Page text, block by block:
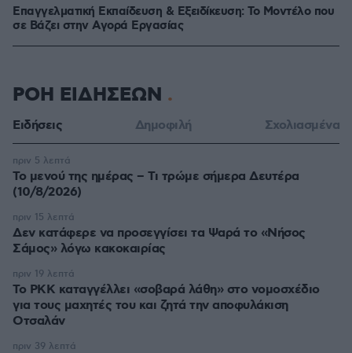
Επαγγελματική Εκπαίδευση & Εξειδίκευση: Το Mοντέλο που
σε Bάζει στην Aγορά Eργασίας
ΡΟΗ ΕΙΔΗΣΕΩΝ
Ειδήσεις Δημοφιλή Σχολιασμένα
Το μενού της ημέρας – Τι τρώμε σήμερα Δευτέρα
(10/8/2026)
πριν 5 λεπτά
Δεν κατάφερε να προσεγγίσει τα Ψαρά το «Νήσος
Σάμος» λόγω κακοκαιρίας
πριν 15 λεπτά
Το PKK καταγγέλλει «σοβαρά λάθη» στο νομοσχέδιο
για τους μαχητές του και ζητά την αποφυλάκιση
Οτσαλάν
πριν 19 λεπτά
πριν 39 λεπτά